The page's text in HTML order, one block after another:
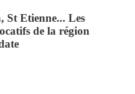
St Etienne... Les
de la région